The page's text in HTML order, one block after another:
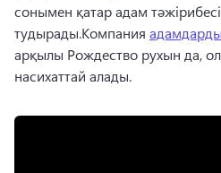
сонымен қатар адам
тудырады.Компания
арқылы Рождество рухын да,
насихаттай алады.